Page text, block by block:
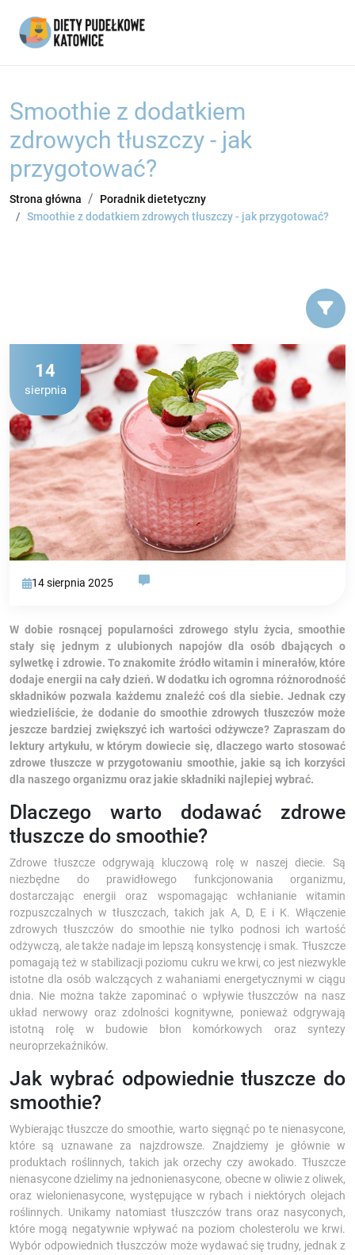
Smoothie z dodatkiem
zdrowych tłuszczy - jak
przygotować?
Strona główna
Poradnik dietetyczny
Smoothie z dodatkiem zdrowych tłuszczy - jak przygotować?
14 sierpnia 2025
14
sierpnia
W dobie rosnącej popularności zdrowego stylu życia, smoothie
stały się jednym z ulubionych napojów dla osób dbających o
sylwetkę i zdrowie. To znakomite źródło witamin i minerałów, które
dodaje energii na cały dzień. W dodatku ich ogromna różnorodność
składników pozwala każdemu znaleźć coś dla siebie. Jednak czy
wiedzieliście, że dodanie do smoothie zdrowych tłuszczów może
jeszcze bardziej zwiększyć ich wartości odżywcze? Zapraszam do
lektury artykułu, w którym dowiecie się, dlaczego warto stosować
zdrowe tłuszcze w przygotowaniu smoothie, jakie są ich korzyści
dla naszego organizmu oraz jakie składniki najlepiej wybrać.
Dlaczego warto dodawać zdrowe
tłuszcze do smoothie?
Zdrowe tłuszcze odgrywają kluczową rolę w naszej diecie. Są
niezbędne do prawidłowego funkcjonowania organizmu,
dostarczając energii oraz wspomagając wchłanianie witamin
rozpuszczalnych w tłuszczach, takich jak A, D, E i K. Włączenie
zdrowych tłuszczów do smoothie nie tylko podnosi ich wartość
odżywczą, ale także nadaje im lepszą konsystencję i smak. Tłuszcze
pomagają też w stabilizacji poziomu cukru we krwi, co jest niezwykle
istotne dla osób walczących z wahaniami energetycznymi w ciągu
dnia. Nie można także zapominać o wpływie tłuszczów na nasz
układ nerwowy oraz zdolności kognitywne, ponieważ odgrywają
istotną rolę w budowie błon komórkowych oraz syntezy
neuroprzekaźników.
Jak wybrać odpowiednie tłuszcze do
smoothie?
Wybierając tłuszcze do smoothie, warto sięgnąć po te nienasycone,
które są uznawane za najzdrowsze. Znajdziemy je głównie w
produktach roślinnych, takich jak orzechy czy awokado. Tłuszcze
nienasycone dzielimy na jednonienasycone, obecne w oliwie z oliwek,
oraz wielonienasycone, występujące w rybach i niektórych olejach
roślinnych. Unikamy natomiast tłuszczów trans oraz nasyconych,
które mogą negatywnie wpływać na poziom cholesterolu we krwi.
Wybór odpowiednich tłuszczów może wydawać się trudny, jednak z